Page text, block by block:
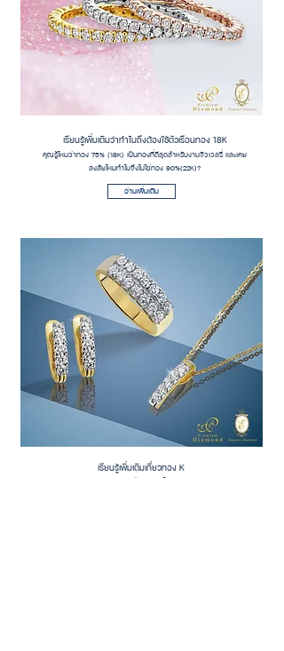
เรียนรู้เพิ่มเติมว่าทำไมถึงต้องใช้ตัวเรือนทอง 18K
คุณรู้ไหมว่าทอง 75% (18K) เป็นทองที่ดีสุดสำหรับงานจิวเวลรี่ และเคย
สงสัยไหมทำไมจึงไม่ใช่ทอง 90%(22K)?
อ่านเพิ่มเติม
เรียนรู้เพิ่มเติมเกี่ยวทอง K
ทอง K คือ ทองอะไร?